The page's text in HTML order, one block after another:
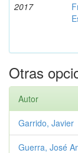
2017
Otras
Autor
Garrido, Javier
Guerra, José